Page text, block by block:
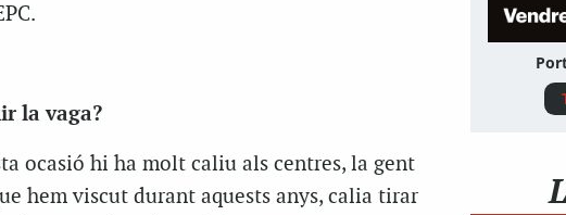
la vaga?
ocasió hi ha molt caliu als centres, la gent
hem viscut durant aquests anys, calia tirar